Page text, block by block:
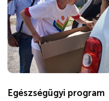
Egészségügyi program